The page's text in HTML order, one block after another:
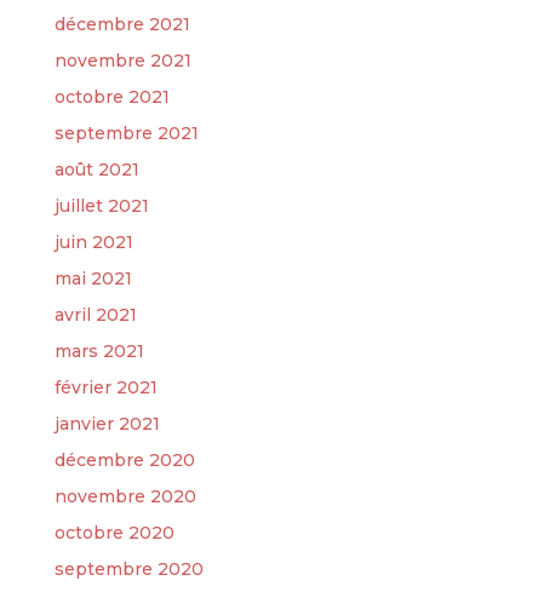
décembre 2021
novembre 2021
octobre 2021
septembre 2021
août 2021
juillet 2021
juin 2021
mai 2021
avril 2021
mars 2021
février 2021
janvier 2021
décembre 2020
novembre 2020
octobre 2020
septembre 2020